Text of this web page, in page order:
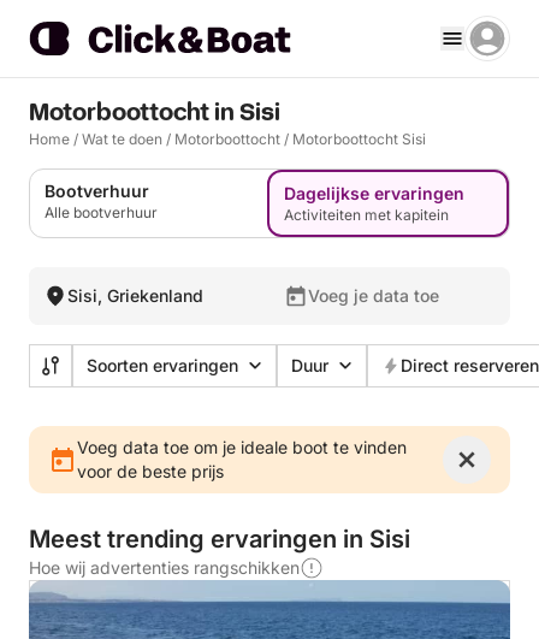
Motorboottocht in Sisi
Home / Wat te doen / Motorboottocht / Motorboottocht Sisi
Bootverhuur
Alle bootverhuur
Dagelijkse ervaringen
Activiteiten met kapitein
Sisi, Griekenland Voeg je data toe
Soorten ervaringen Duur Direct reserveren
Voeg data toe om je ideale boot te vinden
voor de beste prijs
Meest trending ervaringen in Sisi
Hoe wij advertenties rangschikken